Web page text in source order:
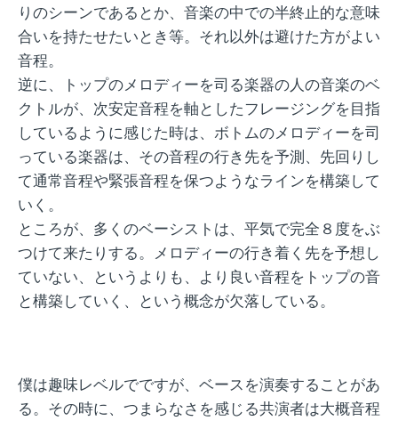
りのシーンであるとか、音楽の中での半終止的な意味
合いを持たせたいとき等。それ以外は避けた方がよい
音程。
逆に、トップのメロディーを司る楽器の人の音楽のベ
クトルが、次安定音程を軸としたフレージングを目指
しているように感じた時は、ボトムのメロディーを司
っている楽器は、その音程の行き先を予測、先回りし
て通常音程や緊張音程を保つようなラインを構築して
いく。
ところが、多くのベーシストは、平気で完全８度をぶ
つけて来たりする。メロディーの行き着く先を予想し
ていない、というよりも、より良い音程をトップの音
と構築していく、という概念が欠落している。
僕は趣味レベルでですが、ベースを演奏することがあ
る。その時に、つまらなさを感じる共演者は大概音程